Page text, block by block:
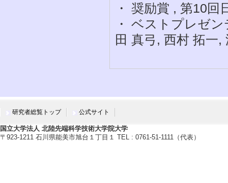
・ 奨励賞 , 第10
・ ベストプレゼ
田 真弓, 西村 拓一
研究者総覧トップ 公式サイト
国立大学法人 北陸先端科学技術大学院大学
〒923-1211 石川県能美市旭台１丁目１ TEL : 0761-51-1111（代表）